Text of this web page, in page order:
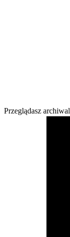
Przeglądasz